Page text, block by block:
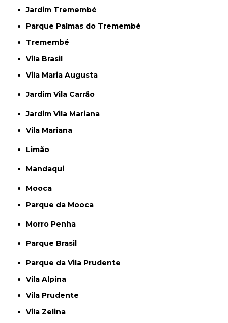
Jardim Tremembé
Parque Palmas do Tremembé
Tremembé
Vila Brasil
Vila Maria Augusta
Jardim Vila Carrão
Jardim Vila Mariana
Vila Mariana
Limão
Mandaqui
Mooca
Parque da Mooca
Morro Penha
Parque Brasil
Parque da Vila Prudente
Vila Alpina
Vila Prudente
Vila Zelina